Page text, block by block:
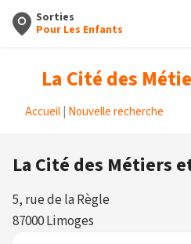
Sorties
Pour Les Enfants
La Cité des
Accueil Nouvelle recherche
La Cité des Métiers
5, rue de la Règle
87000 Limoges